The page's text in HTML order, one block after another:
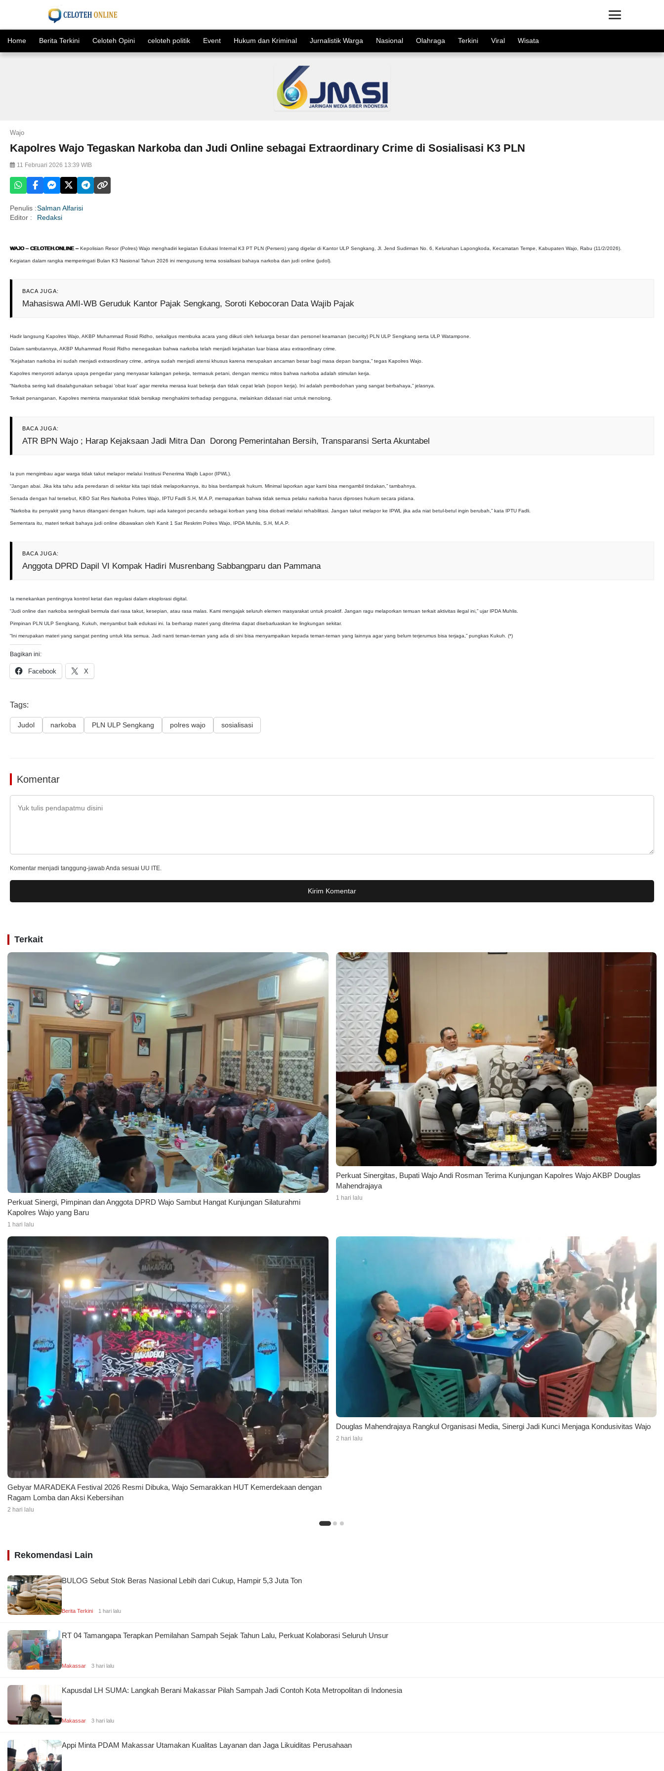
Home Berita Terkini Celoteh Opini celoteh politik Event Hukum dan Kriminal Jurnalistik Warga Nasional Olahraga Terkini Viral Wisata
Wajo
Kapolres Wajo Tegaskan Narkoba dan Judi Online sebagai Extraordinary Crime di Sosialisasi K3 PLN
11 Februari 2026 13:39 WIB
Penulis :Salman Alfarisi
Editor :
Redaksi
WAJO – CELOTEH.ONLINE –Kepolisian Resor (Polres) Wajo menghadiri kegiatan Edukasi Internal K3 PT PLN (Persero) yang digelar di Kantor ULP Sengkang, Jl. Jend Sudirman No. 6, Kelurahan Lapongkoda, Kecamatan Tempe, Kabupaten Wajo, Rabu (11/2/2026).
Kegiatan dalam rangka memperingati Bulan K3 Nasional Tahun 2026 ini mengusung tema sosialisasi bahaya narkoba dan judi online (judol).
BACA JUGA:
Mahasiswa AMI-WB Geruduk Kantor Pajak Sengkang, Soroti Kebocoran Data Wajib Pajak
Hadir langsung Kapolres Wajo, AKBP Muhammad Rosid Ridho, sekaligus membuka acara yang diikuti oleh keluarga besar dan personel keamanan (security) PLN ULP Sengkang serta ULP Watampone.
Dalam sambutannya, AKBP Muhammad Rosid Ridho menegaskan bahwa narkoba telah menjadi kejahatan luar biasa atau extraordinary crime.
“Kejahatan narkoba ini sudah menjadi extraordinary crime, artinya sudah menjadi atensi khusus karena merupakan ancaman besar bagi masa depan bangsa,” tegas Kapolres Wajo.
Kapolres menyoroti adanya upaya pengedar yang menyasar kalangan pekerja, termasuk petani, dengan memicu mitos bahwa narkoba adalah stimulan kerja.
“Narkoba sering kali disalahgunakan sebagai ‘obat kuat’ agar mereka merasa kuat bekerja dan tidak cepat lelah (sopon kerja). Ini adalah pembodohan yang sangat berbahaya,” jelasnya.
Terkait penanganan, Kapolres meminta masyarakat tidak bersikap menghakimi terhadap pengguna, melainkan didasari niat untuk menolong.
BACA JUGA:
ATR BPN Wajo ; Harap Kejaksaan Jadi Mitra Dan Dorong Pemerintahan Bersih, Transparansi Serta Akuntabel
Ia pun mengimbau agar warga tidak takut melapor melalui Institusi Penerima Wajib Lapor (IPWL).
“Jangan abai. Jika kita tahu ada peredaran di sekitar kita tapi tidak melaporkannya, itu bisa berdampak hukum. Minimal laporkan agar kami bisa mengambil tindakan,” tambahnya.
Senada dengan hal tersebut, KBO Sat Res Narkoba Polres Wajo, IPTU Fadli S.H, M.A.P, memaparkan bahwa tidak semua pelaku narkoba harus diproses hukum secara pidana.
“Narkoba itu penyakit yang harus ditangani dengan hukum, tapi ada kategori pecandu sebagai korban yang bisa diobati melalui rehabilitasi. Jangan takut melapor ke IPWL jika ada niat betul-betul ingin berubah,” kata IPTU Fadli.
Sementara itu, materi terkait bahaya judi online dibawakan oleh Kanit 1 Sat Reskrim Polres Wajo, IPDA Muhlis, S.H, M.A.P.
BACA JUGA:
Anggota DPRD Dapil VI Kompak Hadiri Musrenbang Sabbangparu dan Pammana
Ia menekankan pentingnya kontrol ketat dan regulasi dalam eksplorasi digital.
“Judi online dan narkoba seringkali bermula dari rasa takut, kesepian, atau rasa malas. Kami mengajak seluruh elemen masyarakat untuk proaktif. Jangan ragu melaporkan temuan terkait aktivitas ilegal ini,” ujar IPDA Muhlis.
Pimpinan PLN ULP Sengkang, Kukuh, menyambut baik edukasi ini. Ia berharap materi yang diterima dapat disebarluaskan ke lingkungan sekitar.
“Ini merupakan materi yang sangat penting untuk kita semua. Jadi nanti teman-teman yang ada di sini bisa menyampaikan kepada teman-teman yang lainnya agar yang belum terjerumus bisa terjaga,” pungkas Kukuh. (*)
Bagikan ini:
Facebook X
Tags:
Judol narkoba PLN ULP Sengkang polres wajo sosialisasi
Komentar
Komentar menjadi tanggung-jawab Anda sesuai UU ITE.
Kirim Komentar
Terkait
Perkuat Sinergi, Pimpinan dan Anggota DPRD Wajo Sambut Hangat Kunjungan Silaturahmi
Kapolres Wajo yang Baru
1 hari lalu
Perkuat Sinergitas, Bupati Wajo Andi Rosman Terima Kunjungan Kapolres Wajo AKBP Douglas
Mahendrajaya
1 hari lalu
Gebyar MARADEKA Festival 2026 Resmi Dibuka, Wajo Semarakkan HUT Kemerdekaan dengan
Ragam Lomba dan Aksi Kebersihan
2 hari lalu
Douglas Mahendrajaya Rangkul Organisasi Media, Sinergi Jadi Kunci Menjaga Kondusivitas Wajo
2 hari lalu
Rekomendasi Lain
BULOG Sebut Stok Beras Nasional Lebih dari Cukup, Hampir 5,3 Juta Ton
Berita Terkini 1 hari lalu
RT 04 Tamangapa Terapkan Pemilahan Sampah Sejak Tahun Lalu, Perkuat Kolaborasi Seluruh Unsur
Makassar 3 hari lalu
Kapusdal LH SUMA: Langkah Berani Makassar Pilah Sampah Jadi Contoh Kota Metropolitan di Indonesia
Makassar 3 hari lalu
Appi Minta PDAM Makassar Utamakan Kualitas Layanan dan Jaga Likuiditas Perusahaan